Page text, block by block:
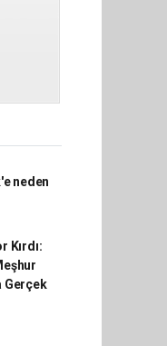
neden
Kırdı:
Gerçek